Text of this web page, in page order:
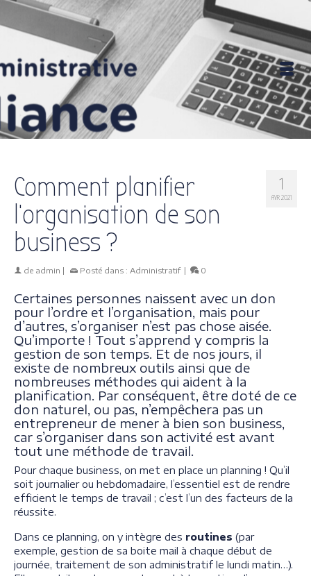
1
AVR 2021
Comment planifier
l’organisation de son
business ?
de admin | Posté dans : Administratif | 0
Certaines personnes naissent avec un don
pour l’ordre et l’organisation, mais pour
d’autres, s’organiser n’est pas chose aisée.
Qu’importe ! Tout s’apprend y compris la
gestion de son temps. Et de nos jours, il
existe de nombreux outils ainsi que de
nombreuses méthodes qui aident à la
planification. Par conséquent, être doté de ce
don naturel, ou pas, n’empêchera pas un
entrepreneur de mener à bien son business,
car s’organiser dans son activité est avant
tout une méthode de travail.
Pour chaque business, on met en place un planning ! Qu’il
soit journalier ou hebdomadaire, l’essentiel est de rendre
efficient le temps de travail ; c’est l’un des facteurs de la
réussite.
Dans ce planning, on y intègre des routines (par
exemple, gestion de sa boite mail à chaque début de
journée, traitement de son administratif le lundi matin…).